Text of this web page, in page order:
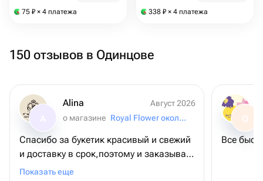
75 ₽ × 4 платежа 338 ₽ × 4 платежа
150 отзывов в Одинцове
Alina
Август 2026
о магазине
Royal Flower около Да Винчи
Спасибо за букетик красивый и свежий
и доставку в срок,поэтому и заказываю
у данного магазина не в первый раз
Показать еще
О
Все